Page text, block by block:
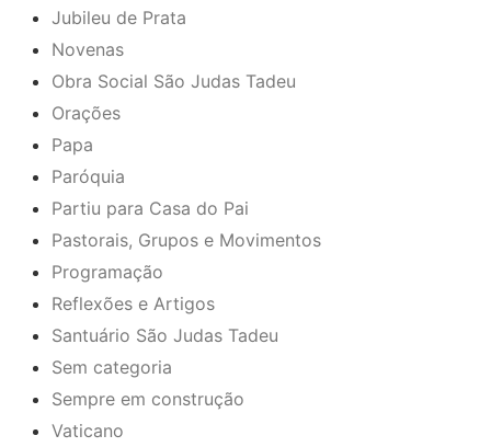
Jubileu de Prata
Novenas
Obra Social São Judas Tadeu
Orações
Papa
Paróquia
Partiu para Casa do Pai
Pastorais, Grupos e Movimentos
Programação
Reflexões e Artigos
Santuário São Judas Tadeu
Sem categoria
Sempre em construção
Vaticano